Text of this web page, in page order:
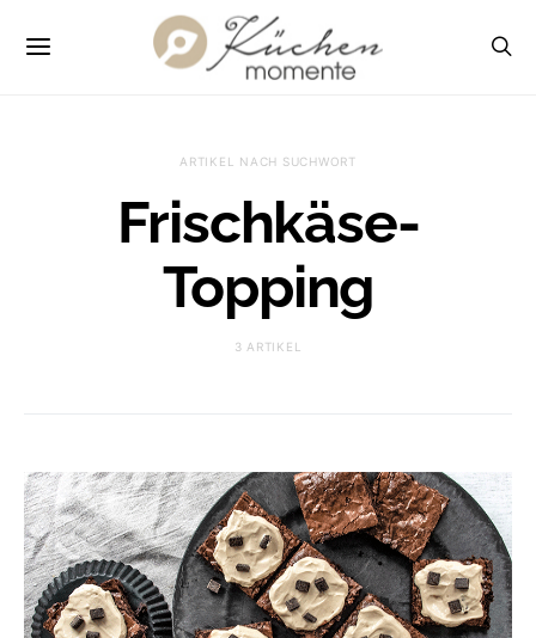
ARTIKEL NACH SUCHWORT
Frischkäse-
Topping
3 ARTIKEL